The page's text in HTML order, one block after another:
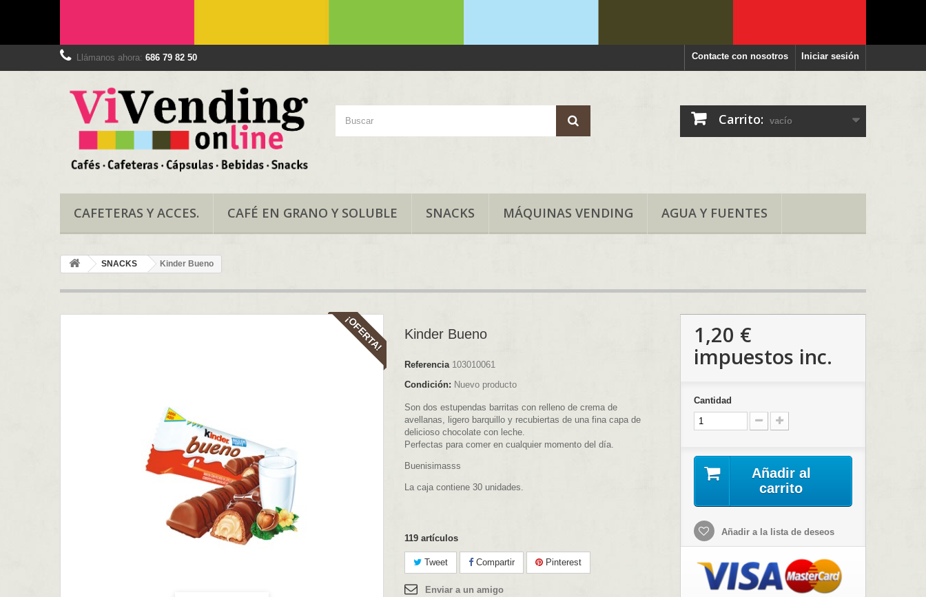
Iniciar sesión
Contacte con nosotros
Llámanos ahora: 686 79 82 50
Carrito: vacío
CAFETERAS Y ACCES. CAFÉ EN GRANO Y SOLUBLE SNACKS MÁQUINAS VENDING AGUA Y FUENTES
SNACKS Kinder Bueno
¡OFERTA! Kinder Bueno
Referencia 103010061
Condición: Nuevo producto
Son dos estupendas barritas con relleno de crema de
avellanas, ligero barquillo y recubiertas de una fina capa de
delicioso chocolate con leche.
Perfectas para comer en cualquier momento del día.
Buenisimasss
La caja contiene 30 unidades.
119 artículos
Tweet Compartir Pinterest
Enviar a un amigo
1,20 €
impuestos inc.
Cantidad
Añadir al
carrito
Añadir a la lista de deseos